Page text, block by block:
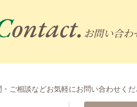
Contact. お問い合わ
・ご相談などお気軽にお問い合わせくだ